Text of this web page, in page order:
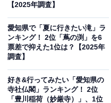
【2025年調査】
愛知県で「夏に行きたい滝」ラ
ンキング！ 2位「蔦の渕」を6
票差で抑えた1位は？【2025年
調査】
好き&行ってみたい「愛知県の
寺社仏閣」ランキング！ 2位
「豊川稲荷（妙厳寺）」、1位